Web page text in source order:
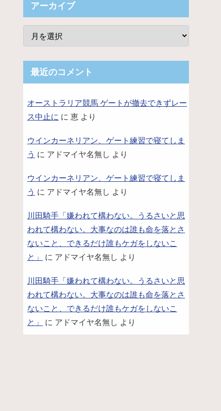
アーカイブ
最近のコメント
オーストラリア競馬 ゲートが撤去できずレー
ス中止に に 恵 より
ウインカーネリアン、ゲート練習で寝てしま
う に アドマイヤ名無し より
ウインカーネリアン、ゲート練習で寝てしま
う に アドマイヤ名無し より
川田騎手「嫌われて構わない。うるさいと思
われて構わない。大事なのは誰も命を落とさ
ないこと、できるだけ誰もケガをしないこ
と」
に アドマイヤ名無し より
川田騎手「嫌われて構わない。うるさいと思
われて構わない。大事なのは誰も命を落とさ
ないこと、できるだけ誰もケガをしないこ
と」
に アドマイヤ名無し より